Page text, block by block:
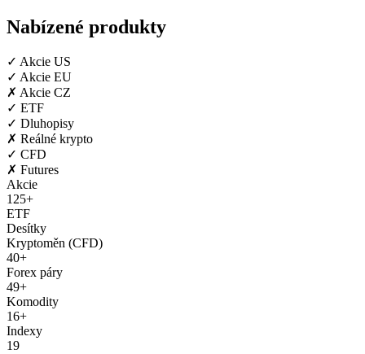
Nabízené produkty
✓ Akcie US
✓ Akcie EU
✗ Akcie CZ
✓ ETF
✓ Dluhopisy
✗ Reálné krypto
✓ CFD
✗ Futures
Akcie
125+
ETF
Desítky
Kryptoměn (CFD)
40+
Forex páry
49+
Komodity
16+
Indexy
19